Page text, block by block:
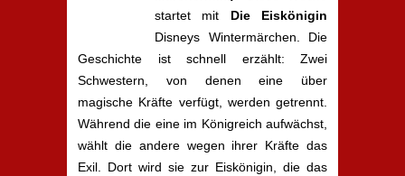
startet mit Die Eiskönigin
Disneys Wintermärchen. Die
Geschichte ist schnell erzählt: Zwei
Schwestern, von denen eine über
magische Kräfte verfügt, werden getrennt.
Während die eine im Königreich aufwächst,
wählt die andere wegen ihrer Kräfte das
Exil. Dort wird sie zur Eiskönigin, die das